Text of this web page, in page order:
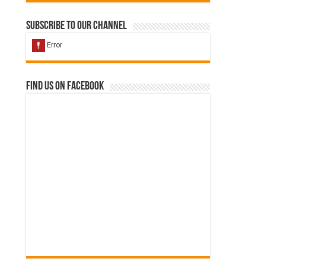
Subscribe to our Channel
Find us on Facebook